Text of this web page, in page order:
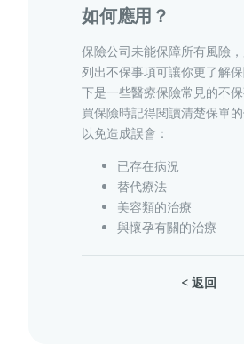
龜鳥保險
如何應用？
保險公司未能保障所有風險
列出不保事項可讓你更了解
下是一些醫療保險常見的不
買保險時記得閱讀清楚保單的
以免造成誤會：
已存在病況
替代療法
美容類的治療
與懷孕有關的治療
< 返回